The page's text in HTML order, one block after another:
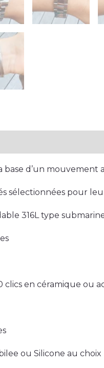
base d’un
sélectionnées pour
316L type
en céramique ou
ou Silicone au